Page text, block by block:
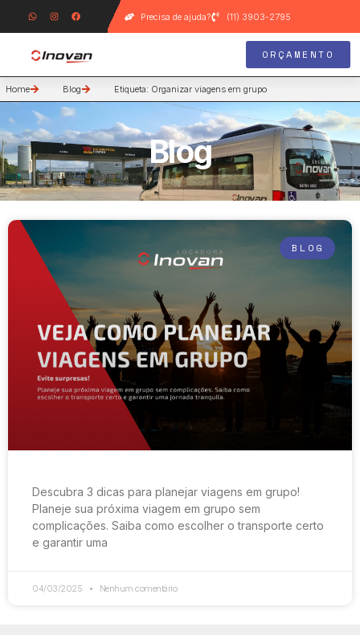
Precisa de ajuda? (11) 3903-2795
ORÇAMENTO
Home Blog Etiqueta: Organizar viagens em grupo
Blog
BLOG
Descubra 3 dicas para planejar viagens em grupo!
Planeje sua próxima viagem em grupo sem
complicações. Saiba como escolher o transporte certo
e garantir uma
04/03/2025 Nenhum comentário